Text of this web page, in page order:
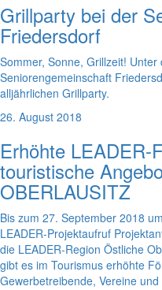
Grillparty bei der
Friedersdorf
Sommer, Sonne, Grillzeit!
Seniorengemeinschaft
alljährlichen Grillparty.
26. August 2018
Erhöhte LEADER-
touristische
OBERLAUSITZ
Bis zum 27. September 2018
LEADER-Projektaufruf
die LEADER-Region Östliche
gibt es im Tourismus erhöhte
Gewerbetreibende, Vereine